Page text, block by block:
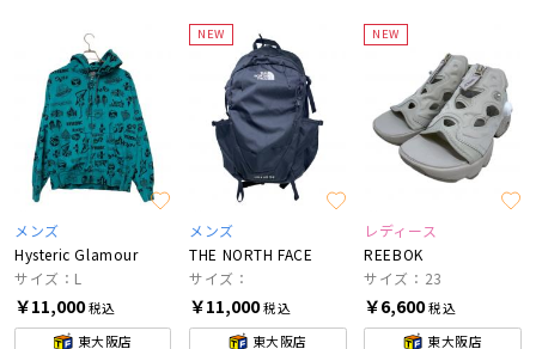
メンズ
Hysteric Glamour
サイズ：L
￥11,000税込
東大阪店
NEW
メンズ
THE NORTH FACE
サイズ：
￥11,000税込
東大阪店
NEW
レディース
REEBOK
サイズ：23
￥6,600税込
東大阪店